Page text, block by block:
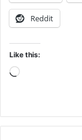
Reddit
Like this:
Loading…